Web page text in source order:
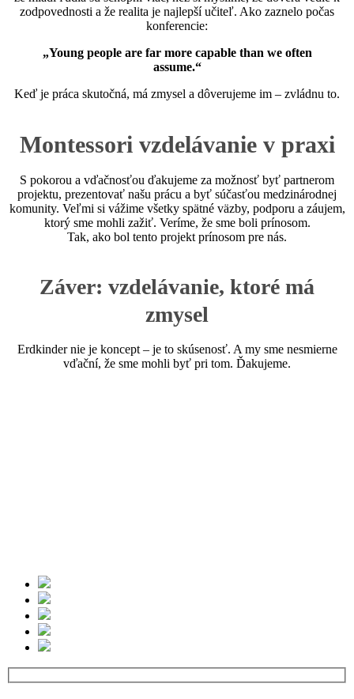
zodpovednosti a že realita je najlepší učiteľ. Ako zaznelo počas
konferencie:
„Young people are far more capable than we often
assume.“
Keď je práca skutočná, má zmysel a dôverujeme im – zvládnu to.
Montessori vzdelávanie v praxi
S pokorou a vďačnosťou ďakujeme za možnosť byť partnerom
projektu, prezentovať našu prácu a byť súčasťou medzinárodnej
komunity. Veľmi si vážime všetky spätné väzby, podporu a záujem,
ktorý sme mohli zažiť. Veríme, že sme boli prínosom.
Tak, ako bol tento projekt prínosom pre nás.
Záver: vzdelávanie, ktoré má
zmysel
Erdkinder nie je koncept – je to skúsenosť. A my sme nesmierne
vďační, že sme mohli byť pri tom. Ďakujeme.